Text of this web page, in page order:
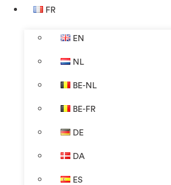
FR
EN
NL
BE-NL
BE-FR
DE
DA
ES